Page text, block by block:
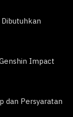
Impact
dan Persyaratan